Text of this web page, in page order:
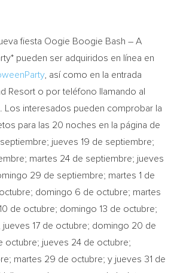
fiesta Oogie Boogie Bash – A
pueden ser adquiridos en línea en
, así como en la entrada
Resort o por teléfono llamando al
Los interesados pueden comprobar la
para las 20 noches en la página de
jueves 19 de septiembre;
martes 24 de septiembre; jueves
29 de septiembre; martes 1 de
domingo 6 de octubre; martes
de octubre; domingo 13 de octubre;
jueves 17 de octubre; domingo 20 de
octubre; jueves 24 de octubre;
martes 29 de octubre; y jueves 31 de